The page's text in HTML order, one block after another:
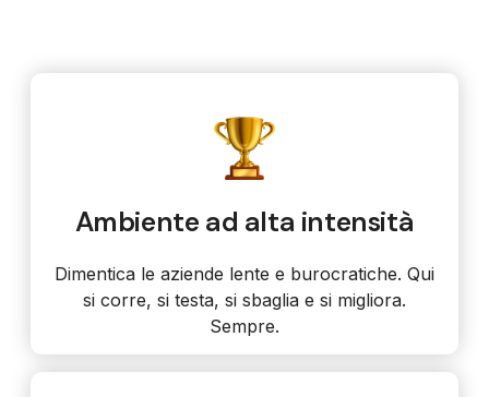
Ambiente ad alta intensità
Dimentica le aziende lente e burocratiche. Qui
si corre, si testa, si sbaglia e si migliora.
Sempre.